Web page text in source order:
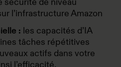
l’infrastructure Amazon
: les capacités d’IA
tâches répétitives
actifs dans votre
l’efficacité.